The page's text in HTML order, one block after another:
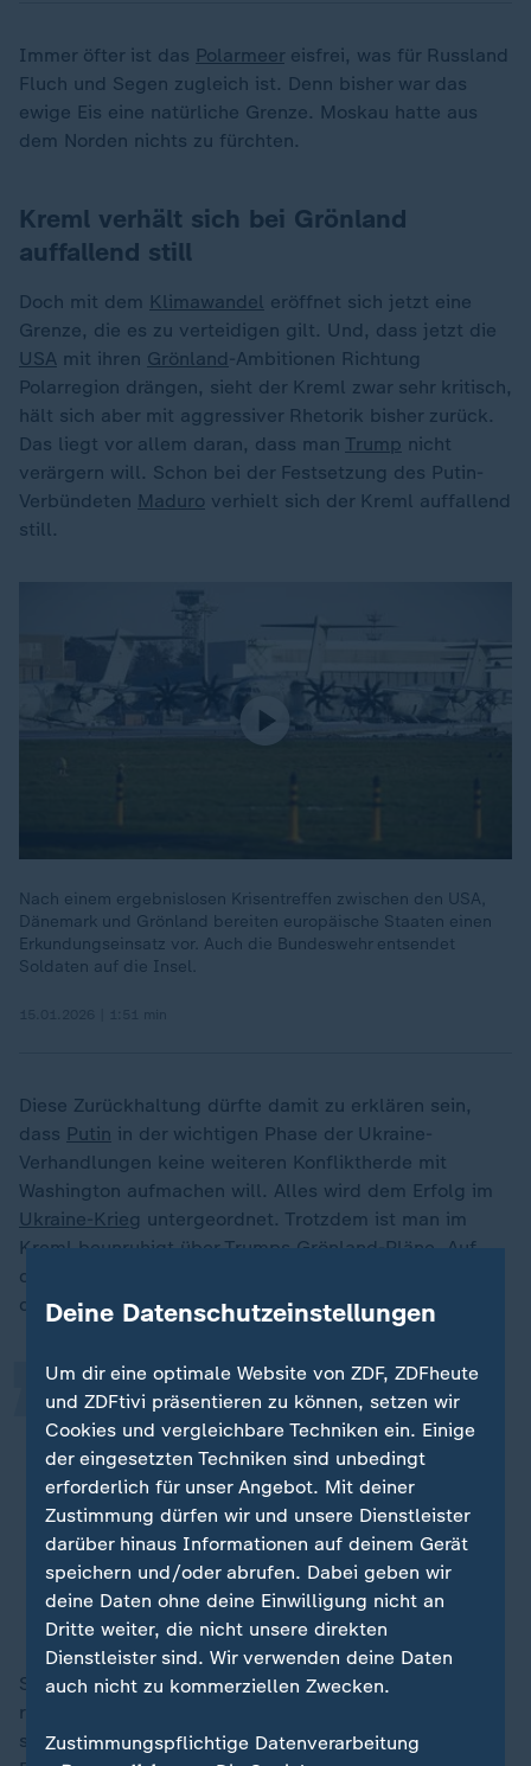
Immer öfter ist das Polarmeer eisfrei, was für Russland
Fluch und Segen zugleich ist. Denn bisher war das
ewige Eis eine natürliche Grenze. Moskau hatte aus
dem Norden nichts zu fürchten.
Kreml verhält sich bei Grönland
auffallend still
Doch mit dem Klimawandel eröffnet sich jetzt eine
Grenze, die es zu verteidigen gilt. Und, dass jetzt die
USA mit ihren Grönland-Ambitionen Richtung
Polarregion drängen, sieht der Kreml zwar sehr kritisch,
hält sich aber mit aggressiver Rhetorik bisher zurück.
Das liegt vor allem daran, dass man Trump nicht
verärgern will. Schon bei der Festsetzung des Putin-
Verbündeten Maduro verhielt sich der Kreml auffallend
still.
Nach einem ergebnislosen Krisentreffen zwischen den USA,
Dänemark und Grönland bereiten europäische Staaten einen
Erkundungseinsatz vor. Auch die Bundeswehr entsendet
Soldaten auf die Insel.
Diese Zurückhaltung dürfte damit zu erklären sein,
dass Putin in der wichtigen Phase der Ukraine-
Verhandlungen keine weiteren Konfliktherde mit
Washington aufmachen will. Alles wird dem Erfolg im
Ukraine-Krieg untergeordnet. Trotzdem ist man im
Kreml beunruhigt über Trumps Grönland-Pläne. Auf
dem Arktis-Forum im März warnte Wladimir Putin vor
den Expansionsplänen.
Uns beunruhigt die Tatsache, dass
die NATO-Staaten den hohen Norden
immer häufiger als mögliches
Konfliktgebiet betrachten. Sie üben
dort den Einsatz von Truppen unter
diesen Bedingungen.
„
Wladimir Putin, Präsident Russland
Seit Jahren ist die Arktis ein zentraler Baustein der
russischen Machtpolitik. Schon 2019 stellte Putin
seine Strategie bis 2035 vor. Es geht um die
Deine Datenschutzeinstellungen
Um dir eine optimale Website von ZDF, ZDFheute
und ZDFtivi präsentieren zu können, setzen wir
Cookies und vergleichbare Techniken ein. Einige
der eingesetzten Techniken sind unbedingt
erforderlich für unser Angebot. Mit deiner
Zustimmung dürfen wir und unsere Dienstleister
darüber hinaus Informationen auf deinem Gerät
speichern und/oder abrufen. Dabei geben wir
deine Daten ohne deine Einwilligung nicht an
Dritte weiter, die nicht unsere direkten
Dienstleister sind. Wir verwenden deine Daten
auch nicht zu kommerziellen Zwecken.
Zustimmungspflichtige Datenverarbeitung